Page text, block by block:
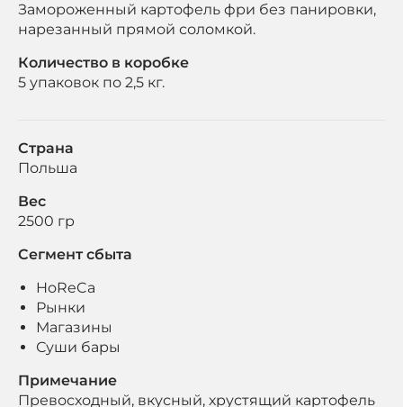
Замороженный картофель фри без панировки,
нарезанный прямой соломкой.
Количество в коробке
5 упаковок по 2,5 кг.
Страна
Польша
Вес
2500 гр
Сегмент сбыта
HoReCa
Рынки
Магазины
Суши бары
Примечание
Превосходный, вкусный, хрустящий картофель